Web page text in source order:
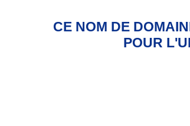
CE NOM DE
POUR